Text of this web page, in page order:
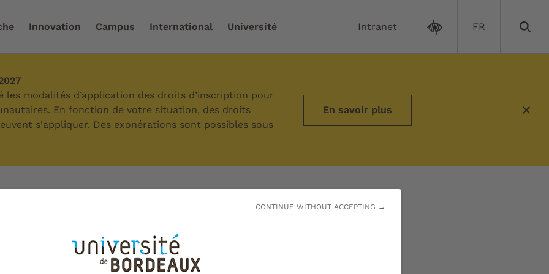
CONTINUE WITHOUT ACCEPTING →
Innovation Campus International Université Intranet FR
les modalités d’application des droits d’inscription pour
En fonction de votre situation, des droits
s'appliquer. Des exonérations sont possibles sous
En savoir plus
devis
de devis à la boutique de l'université